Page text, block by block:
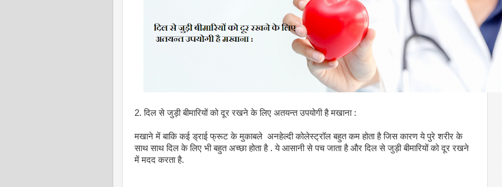
2. दिल से जुड़ी बीमारियों को दूर रखने के लिए अतयन्त उपयोगी है मखाना :
मखाने में बाकि कई ड्राई फ्रूट के मुकाबले अनहेल्दी कोलेस्ट्रॉल बहुत कम होता है जिस कारण ये पुरे शरीर के
साथ साथ दिल के लिए भी बहुत अच्छा होता है . ये आसानी से पच जाता है और दिल से जुड़ी बीमारियों को दूर रखने
में मदद करता है.